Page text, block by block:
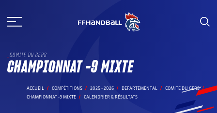
au
COMITE DU GERS
CHAMPIONNAT -9 MIXTE
ACCUEIL COMPÉTITIONS 2025 - 2026 DEPARTEMENTAL
COMITE DU GERS
CHAMPIONNAT -9 MIXTE
CALENDRIER & RÉSULTATS